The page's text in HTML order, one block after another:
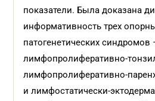
показатели. Была доказана
информативность трех
патогенетических синдромов
лимфопролиферативно-
лимфопролиферативно-
и лимфостатически-